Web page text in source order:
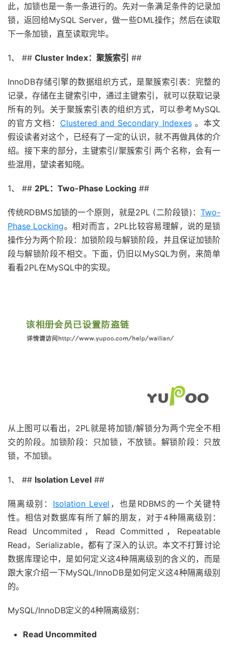
此，加锁也是一条一条进行的。先对一条满足条件的记录加
锁，返回给MySQL Server，做一些DML操作；然后在读取
下一条加锁，直至读取完毕。
1、 ## Cluster Index：聚簇索引 ##
InnoDB存储引擎的数据组织方式，是聚簇索引表：完整的
记录，存储在主键索引中，通过主键索引，就可以获取记录
所有的列。关于聚簇索引表的组织方式，可以参考MySQL
的官方文档： Clustered and Secondary Indexes。本文
假设读者对这个，已经有了一定的认识，就不再做具体的介
绍。接下来的部分，主键索引/聚簇索引 两个名称，会有一
些混用，望读者知晓。
1、 ## 2PL：Two-Phase Locking ##
传统RDBMS加锁的一个原则，就是2PL (二阶段锁)： Two-
Phase Locking。相对而言，2PL比较容易理解，说的是锁
操作分为两个阶段：加锁阶段与解锁阶段，并且保证加锁阶
段与解锁阶段不相交。下面，仍旧以MySQL为例，来简单
看看2PL在MySQL中的实现。
从上图可以看出，2PL就是将加锁/解锁分为两个完全不相
交的阶段。加锁阶段：只加锁，不放锁。解锁阶段：只放
锁，不加锁。
1、 ## Isolation Level ##
隔离级别： Isolation Level ，也是RDBMS的一个关键特
性。相信对数据库有所了解的朋友，对于4种隔离级别：
Read Uncommited，Read Committed，Repeatable
Read，Serializable，都有了深入的认识。本文不打算讨论
数据库理论中，是如何定义这4种隔离级别的含义的，而是
跟大家介绍一下MySQL/InnoDB是如何定义这4种隔离级别
的。
MySQL/InnoDB定义的4种隔离级别：
Read Uncommited